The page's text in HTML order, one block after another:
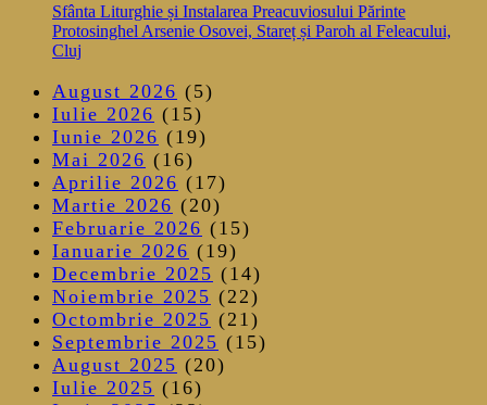
Sfânta Liturghie și Instalarea Preacuviosului Părinte
Protosinghel Arsenie Osovei, Stareț și Paroh al Feleacului,
Cluj
August 2026 (5)
Iulie 2026 (15)
Iunie 2026 (19)
Mai 2026 (16)
Aprilie 2026 (17)
Martie 2026 (20)
Februarie 2026 (15)
Ianuarie 2026 (19)
Decembrie 2025 (14)
Noiembrie 2025 (22)
Octombrie 2025 (21)
Septembrie 2025 (15)
August 2025 (20)
Iulie 2025 (16)